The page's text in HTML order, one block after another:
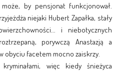
by pensjonat funkcjonował.
niejaki Hubert Zapałka, stały
i niebotycznych
porywczą Anastazją a
obyciu facetem mocno zaiskrzy.
więc kiedy śnieżyca